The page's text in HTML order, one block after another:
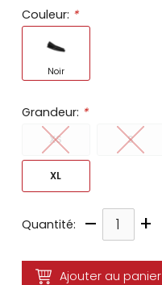
Couleur: *
Noir
Grandeur: *
XS S
XL
Quantité: – +
Ajouter au panier